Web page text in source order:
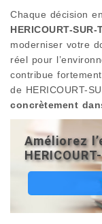
Chaque décision
HERICOURT-SUR-
moderniser votre
réel pour
contribue
de HERICOURT-
concrètement
Améliorez